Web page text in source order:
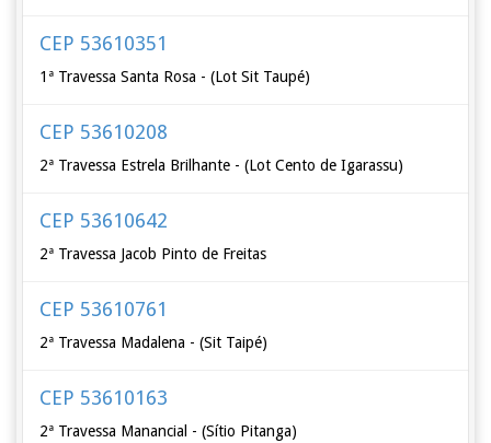
CEP 53610351
1ª Travessa Santa Rosa - (Lot Sit Taupé)
CEP 53610208
2ª Travessa Estrela Brilhante - (Lot Cento de Igarassu)
CEP 53610642
2ª Travessa Jacob Pinto de Freitas
CEP 53610761
2ª Travessa Madalena - (Sit Taipé)
CEP 53610163
2ª Travessa Manancial - (Sítio Pitanga)